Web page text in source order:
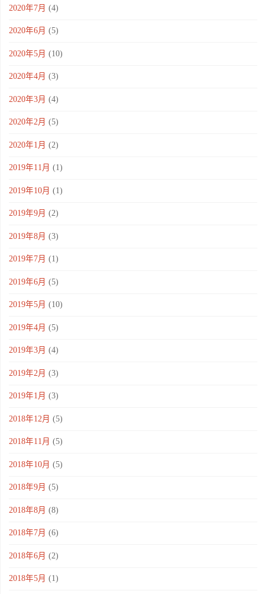
2020年7月 (4)
2020年6月 (5)
2020年5月 (10)
2020年4月 (3)
2020年3月 (4)
2020年2月 (5)
2020年1月 (2)
2019年11月 (1)
2019年10月 (1)
2019年9月 (2)
2019年8月 (3)
2019年7月 (1)
2019年6月 (5)
2019年5月 (10)
2019年4月 (5)
2019年3月 (4)
2019年2月 (3)
2019年1月 (3)
2018年12月 (5)
2018年11月 (5)
2018年10月 (5)
2018年9月 (5)
2018年8月 (8)
2018年7月 (6)
2018年6月 (2)
2018年5月 (1)